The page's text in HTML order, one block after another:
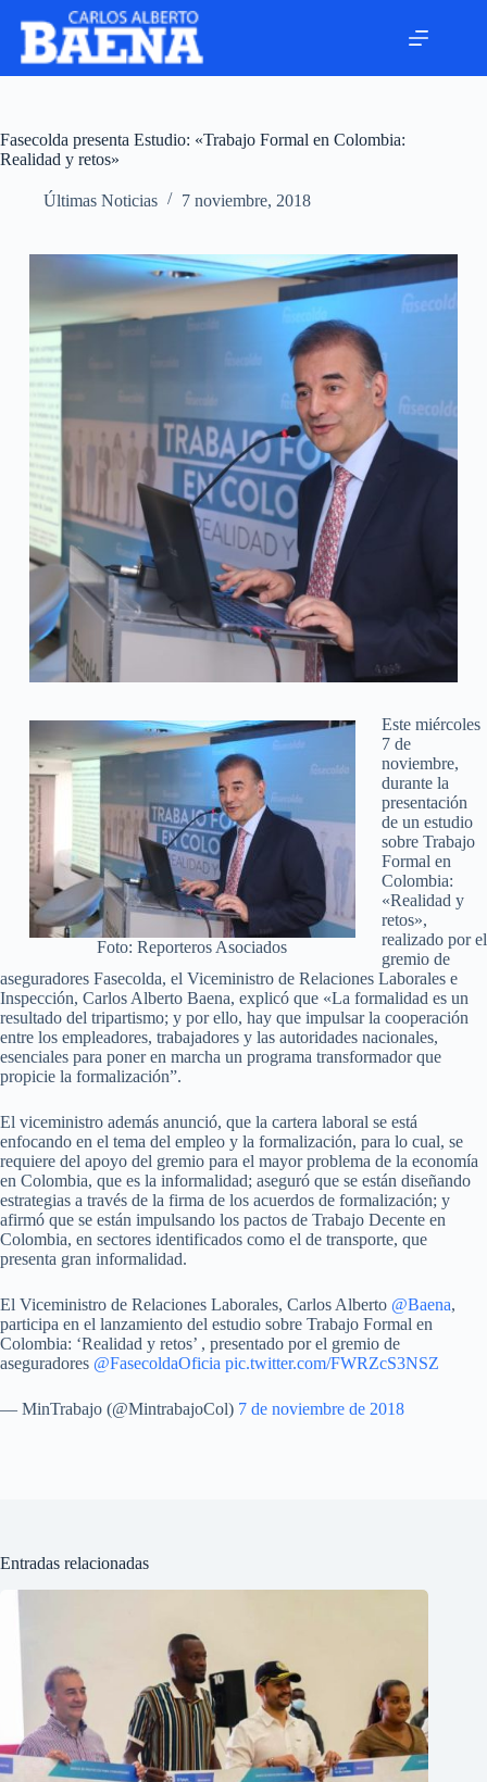
Fasecolda presenta Estudio: «Trabajo Formal en Colombia:
Realidad y retos»
Últimas Noticias 7 noviembre, 2018
Foto: Reporteros Asociados
Este miércoles
7 de
noviembre,
durante la
presentación
de un estudio
sobre Trabajo
Formal en
Colombia:
«Realidad y
retos»,
realizado por el
gremio de
aseguradores Fasecolda, el Viceministro de Relaciones Laborales e
Inspección, Carlos Alberto Baena, explicó que «La formalidad es un
resultado del tripartismo; y por ello, hay que impulsar la cooperación
entre los empleadores, trabajadores y las autoridades nacionales,
esenciales para poner en marcha un programa transformador que
propicie la formalización”.
El viceministro además anunció, que la cartera laboral se está
enfocando en el tema del empleo y la formalización, para lo cual, se
requiere del apoyo del gremio para el mayor problema de la economía
en Colombia, que es la informalidad; aseguró que se están diseñando
estrategias a través de la firma de los acuerdos de formalización; y
afirmó que se están impulsando los pactos de Trabajo Decente en
Colombia, en sectores identificados como el de transporte, que
presenta gran informalidad.
El Viceministro de Relaciones Laborales, Carlos Alberto @Baena,
participa en el lanzamiento del estudio sobre Trabajo Formal en
Colombia: ‘Realidad y retos’ , presentado por el gremio de
aseguradores @FasecoldaOficia pic.twitter.com/FWRZcS3NSZ
— MinTrabajo (@MintrabajoCol) 7 de noviembre de 2018
Entradas relacionadas